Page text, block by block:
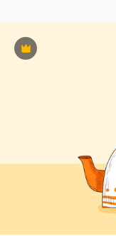
Premium